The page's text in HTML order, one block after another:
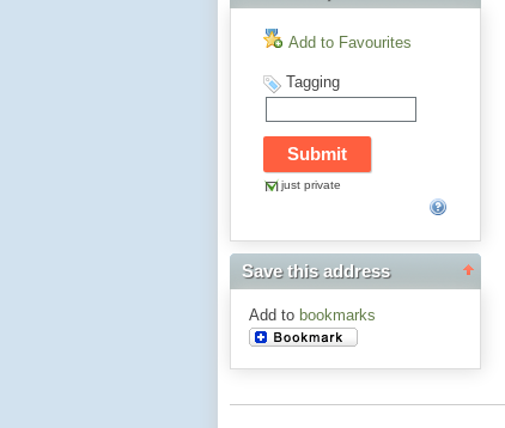
Add to Favourites
Tagging
just private
Save this address
Add to bookmarks